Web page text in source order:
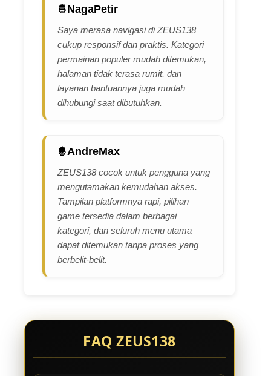
NagaPetir
Saya merasa navigasi di ZEUS138
cukup responsif dan praktis. Kategori
permainan populer mudah ditemukan,
halaman tidak terasa rumit, dan
layanan bantuannya juga mudah
dihubungi saat dibutuhkan.
AndreMax
ZEUS138 cocok untuk pengguna yang
mengutamakan kemudahan akses.
Tampilan platformnya rapi, pilihan
game tersedia dalam berbagai
kategori, dan seluruh menu utama
dapat ditemukan tanpa proses yang
berbelit-belit.
FAQ ZEUS138